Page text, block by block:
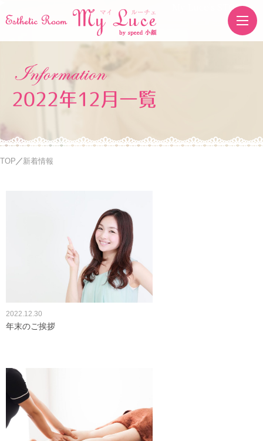
My Luce's STORE
2022年12月一覧
TOP 新着情報
2022.12.30
年末のご挨拶